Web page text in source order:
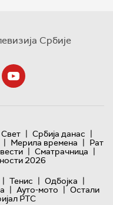
Србије
Свет | Србија данас |
| Мерила времена | Рат
| Сматрачница |
2026
| Тенис | Одбојка |
| Ауто-мото | Остали
РТС